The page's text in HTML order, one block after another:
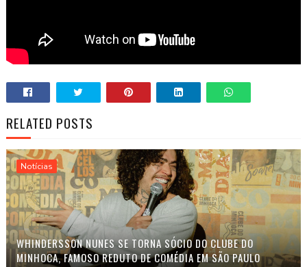
RELATED POSTS
Notícias
WHINDERSSON NUNES SE TORNA SÓCIO DO CLUBE DO
MINHOCA, FAMOSO REDUTO DE COMÉDIA EM SÃO PAULO